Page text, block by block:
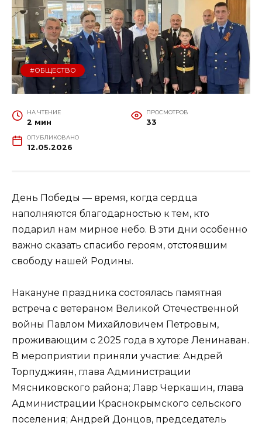
#ОБЩЕСТВО
НА ЧТЕНИЕ
2 мин
ПРОСМОТРОВ
33
ОПУБЛИКОВАНО
12.05.2026
День Победы — время, когда сердца
наполняются благодарностью к тем, кто
подарил нам мирное небо. В эти дни особенно
важно сказать спасибо героям, отстоявшим
свободу нашей Родины.
Накануне праздника состоялась памятная
встреча с ветераном Великой Отечественной
войны Павлом Михайловичем Петровым,
проживающим с 2025 года в хуторе Ленинаван.
В мероприятии приняли участие: Андрей
Торпуджиян, глава Администрации
Мясниковского района; Лавр Черкашин, глава
Администрации Краснокрымского сельского
поселения; Андрей Донцов, председатель